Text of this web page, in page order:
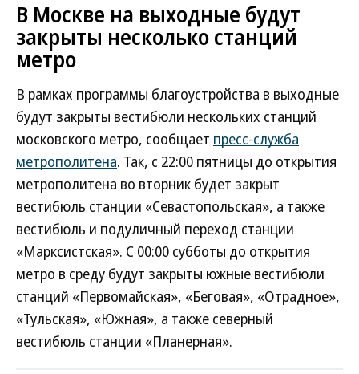
В Москве на выходные будут
закрыты несколько станций
метро
В рамках программы благоустройства в выходные
будут закрыты вестибюли нескольких станций
московского метро, сообщает пресс-служба
метрополитена. Так, с 22:00 пятницы до открытия
метрополитена во вторник будет закрыт
вестибюль станции «Севастопольская», а также
вестибюль и подуличный переход станции
«Марксистская». С 00:00 субботы до открытия
метро в среду будут закрыты южные вестибюли
станций «Первомайская», «Беговая», «Отрадное»,
«Тульская», «Южная», а также северный
вестибюль станции «Планерная».